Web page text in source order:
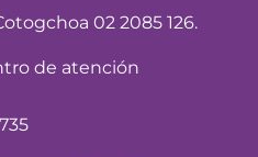
02 2085 126.
de atención